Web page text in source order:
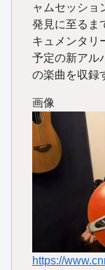
ャムセッショ
発見に至るま
キュメンタリ
予定の新アル
の楽曲を収録
画像
https://